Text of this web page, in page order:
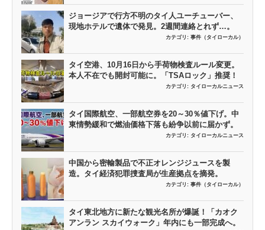
ジョージアで行方不明のタイ人ユーチューバー、
現地ホテルで遺体で発見。2週間連絡とれず…。
カテゴリ: 事件（タイローカル）
タイ空港、10月16日から手荷物検査ルール変更。
本人不在でも開封可能に。「TSAロック」推奨！
カテゴリ: タイローカルニュース
タイ国際航空、一部航空券を20～30％値下げ。中
東情勢緩和で燃油価格下落も紛争以前に届かず。
カテゴリ: タイローカルニュース
中国から密輸製品で不正オレンジジュースを製
造。タイ経済犯罪捜査局が生産拠点を摘発。
カテゴリ: 事件（タイローカル）
タイ東北地方に新たな観光名所が爆誕！「カオク
アンラン スカイウォーク」年内にも一部完成へ。